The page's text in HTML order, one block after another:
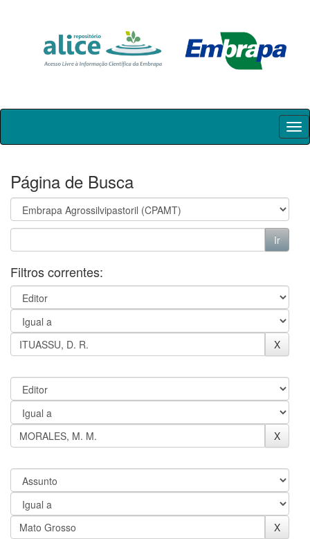
Skip
Página de Busca
Filtros correntes: